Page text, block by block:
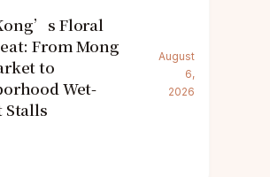
Floral
From Mong
to
Wet-
Stalls
August
6,
2026